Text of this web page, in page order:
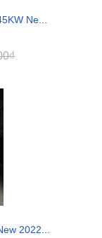
Ne...
2022...